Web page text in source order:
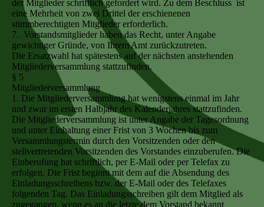
der Mitglieder schriftlich gefordert wird. Zu dem Beschluss ist
eine Mehrheit von zwei Drittel der erschienenen
stimmberechtigten Mitglieder erforderlich.
7. Vorstandsmitglieder haben das Recht, unter Angabe
gewichtiger Gründe, von Ihrem Amt zurückzutreten.
Die Ersatzwahl hat spätestens auf der nächsten anstehenden
Mitgliederversammlung stattzufinden.
§ 5
Mitgliederversammlung
1. Die Mitgliederversammlung hat wenigstens einmal im Jahr
und zwar im ersten Halbjahr des Kalenderjahres stattzufinden.
Die Mitgliederversammlung ist unter Angabe der Tagesordnung
und unter Einhaltung einer Frist von 3 Wochen bis zum
Versammlungstermin durch den Vorsitzenden oder den
stellvertretenden Vorsitzenden des Vorstandes einzuberufen. Die
Einberufung hat schriftlich, per E-Mail oder per Telefax zu
erfolgen. Die Frist beginnt mit dem auf die Absendung des
Einladungsschreibens bzw. der E-Mail oder des Telefaxes
folgenden Tag. Das Einladungsschreiben gilt dem Mitglied als
zugegangen, wenn es an die letzte dem Vorstand bekannt